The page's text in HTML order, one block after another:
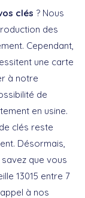
clés ? Nous
des
Cependant,
une carte
à notre
de
en usine.
clés reste
Désormais,
que vous
13015 entre 7
à nos